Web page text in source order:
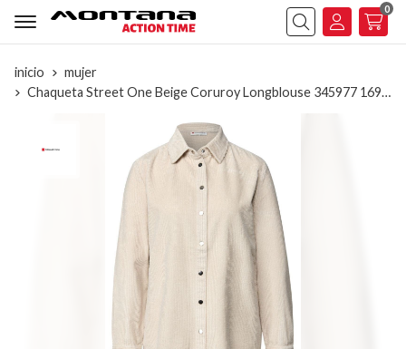
Buscar
0
inicio
mujer
Chaqueta Street One Beige Coruroy Longblouse 345977 16916